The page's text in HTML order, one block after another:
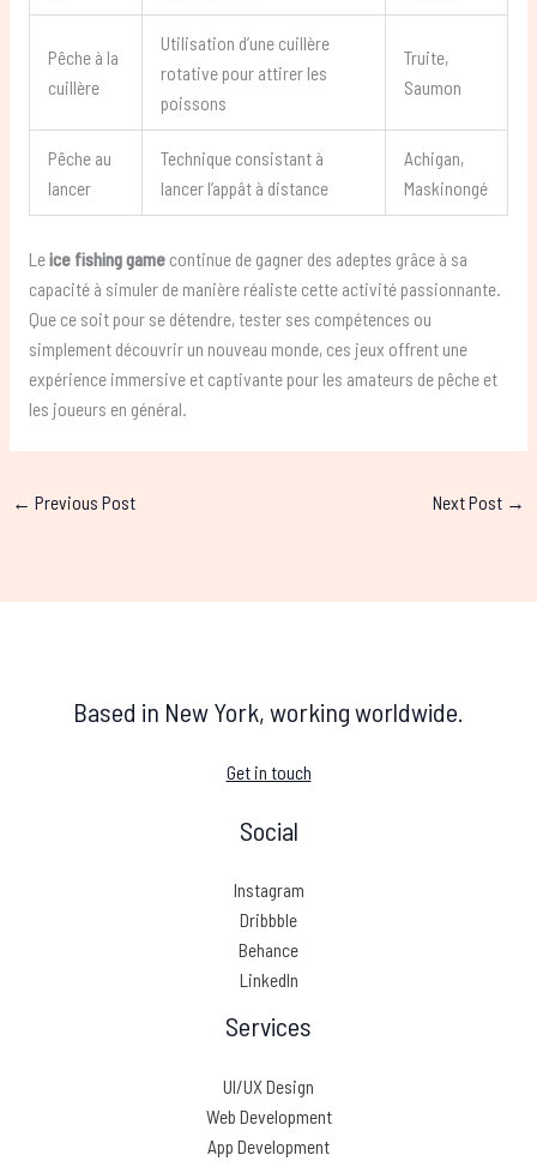
Pêche à la
cuillère
Utilisation d’une cuillère
rotative pour attirer les
poissons
Truite,
Saumon
Pêche au
lancer
Technique consistant à
lancer l’appât à distance
Achigan,
Maskinongé
Leice fishing gamecontinue de gagner des adeptes grâce à sa
capacité à simuler de manière réaliste cette activité passionnante.
Que ce soit pour se détendre, tester ses compétences ou
simplement découvrir un nouveau monde, ces jeux offrent une
expérience immersive et captivante pour les amateurs de pêche et
les joueurs en général.
← Previous Post Next Post →
Based in New York, working worldwide.
Get in touch
Social
Instagram
Dribbble
Behance
LinkedIn
Services
UI/UX Design
Web Development
App Development